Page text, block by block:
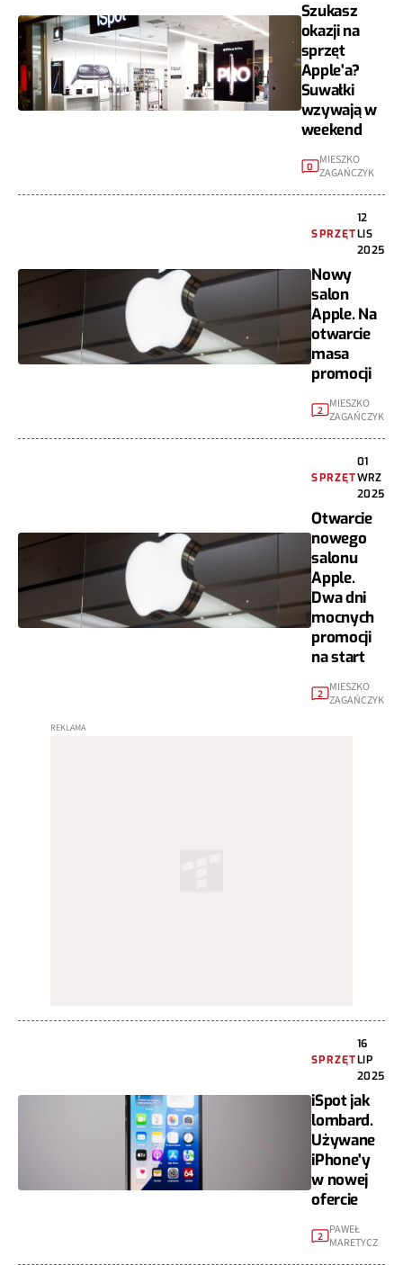
Szukasz
okazji na
sprzęt
Apple'a?
Suwałki
wzywają w
weekend
0 MIESZKO
ZAGAŃCZYK
SPRZĘT
12
LIS
2025
Nowy
salon
Apple. Na
otwarcie
masa
promocji
2
MIESZKO
ZAGAŃCZYK
SPRZĘT
01
WRZ
2025
Otwarcie
nowego
salonu
Apple.
Dwa dni
mocnych
promocji
na start
2
MIESZKO
ZAGAŃCZYK
SPRZĘT
16
LIP
2025
iSpot jak
lombard.
Używane
iPhone'y
w nowej
ofercie
2
PAWEŁ
MARETYCZ